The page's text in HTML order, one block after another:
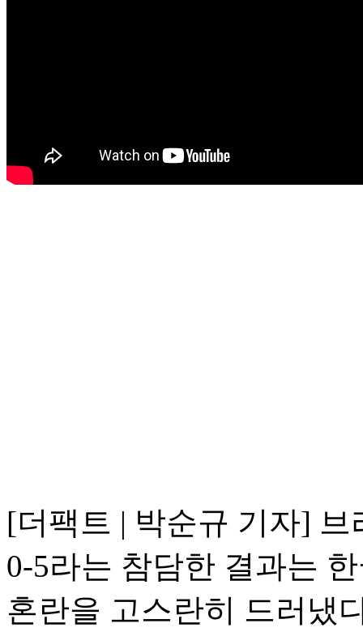
[더팩트 | 박순규 기자]
0-5라는 참담한 결과는
혼란을 고스란히 드러냈